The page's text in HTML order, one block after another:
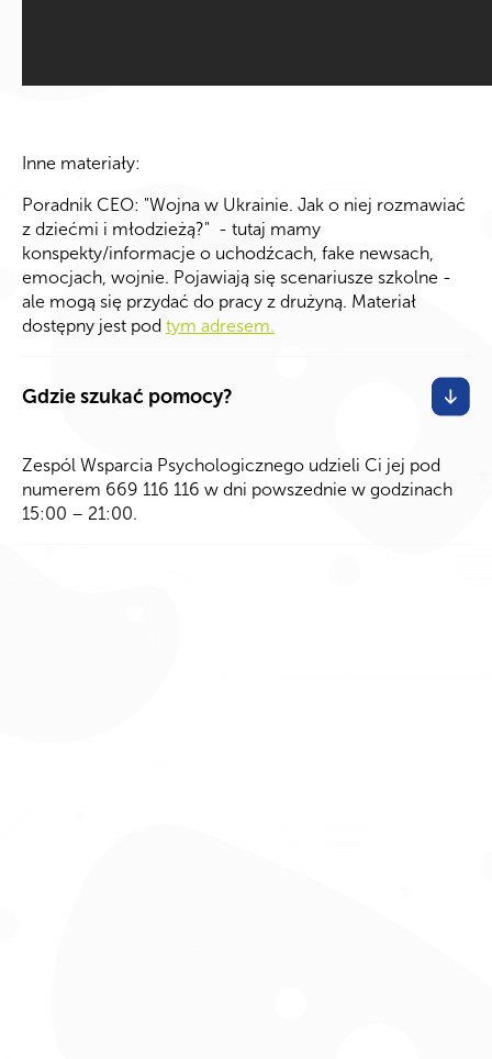
Inne materiały:
Poradnik CEO: "Wojna w Ukrainie. Jak o niej rozmawiać
z dziećmi i młodzieżą?" - tutaj mamy
konspekty/informacje o uchodźcach, fake newsach,
emocjach, wojnie. Pojawiają się scenariusze szkolne -
ale mogą się przydać do pracy z drużyną. Materiał
dostępny jest pod tym adresem.
Gdzie szukać pomocy?
Zespól Wsparcia Psychologicznego udzieli Ci jej pod
numerem 669 116 116 w dni powszednie w godzinach
15:00 – 21:00.